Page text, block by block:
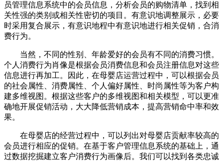
员管理信息系统中的会员信息，分析会员的购物清单，找到相
关性强的类别或相关性密切的项目。有意识地调整展示，必要
时采用复合展示，有意识地程中有意识地进行相关促销，合消
费行为。
当然，不同的性别、年龄爱好的会员有不同的消费习惯。
个人消费行为肖像是根据会员消费信息和会员注册信息对这些
信息进行再加工。因此，在母婴店运营过程中，可以根据会员
的社会属性、消费属性、个人偏好属性、时尚属性等为客户构
建多维视图。根据这些客户的多维视图和相关模型，可以更准
确地开展促销活动，大大降低营销成本，提高营销命中率和效
果。
在母婴店的经营过程中，可以列出对母婴店贡献率较高的
会员进行相应的促销。在基于客户管理信息系统的基础上，通
过数据挖掘建立客户消费行为画像后。我们可以找到各类忠诚